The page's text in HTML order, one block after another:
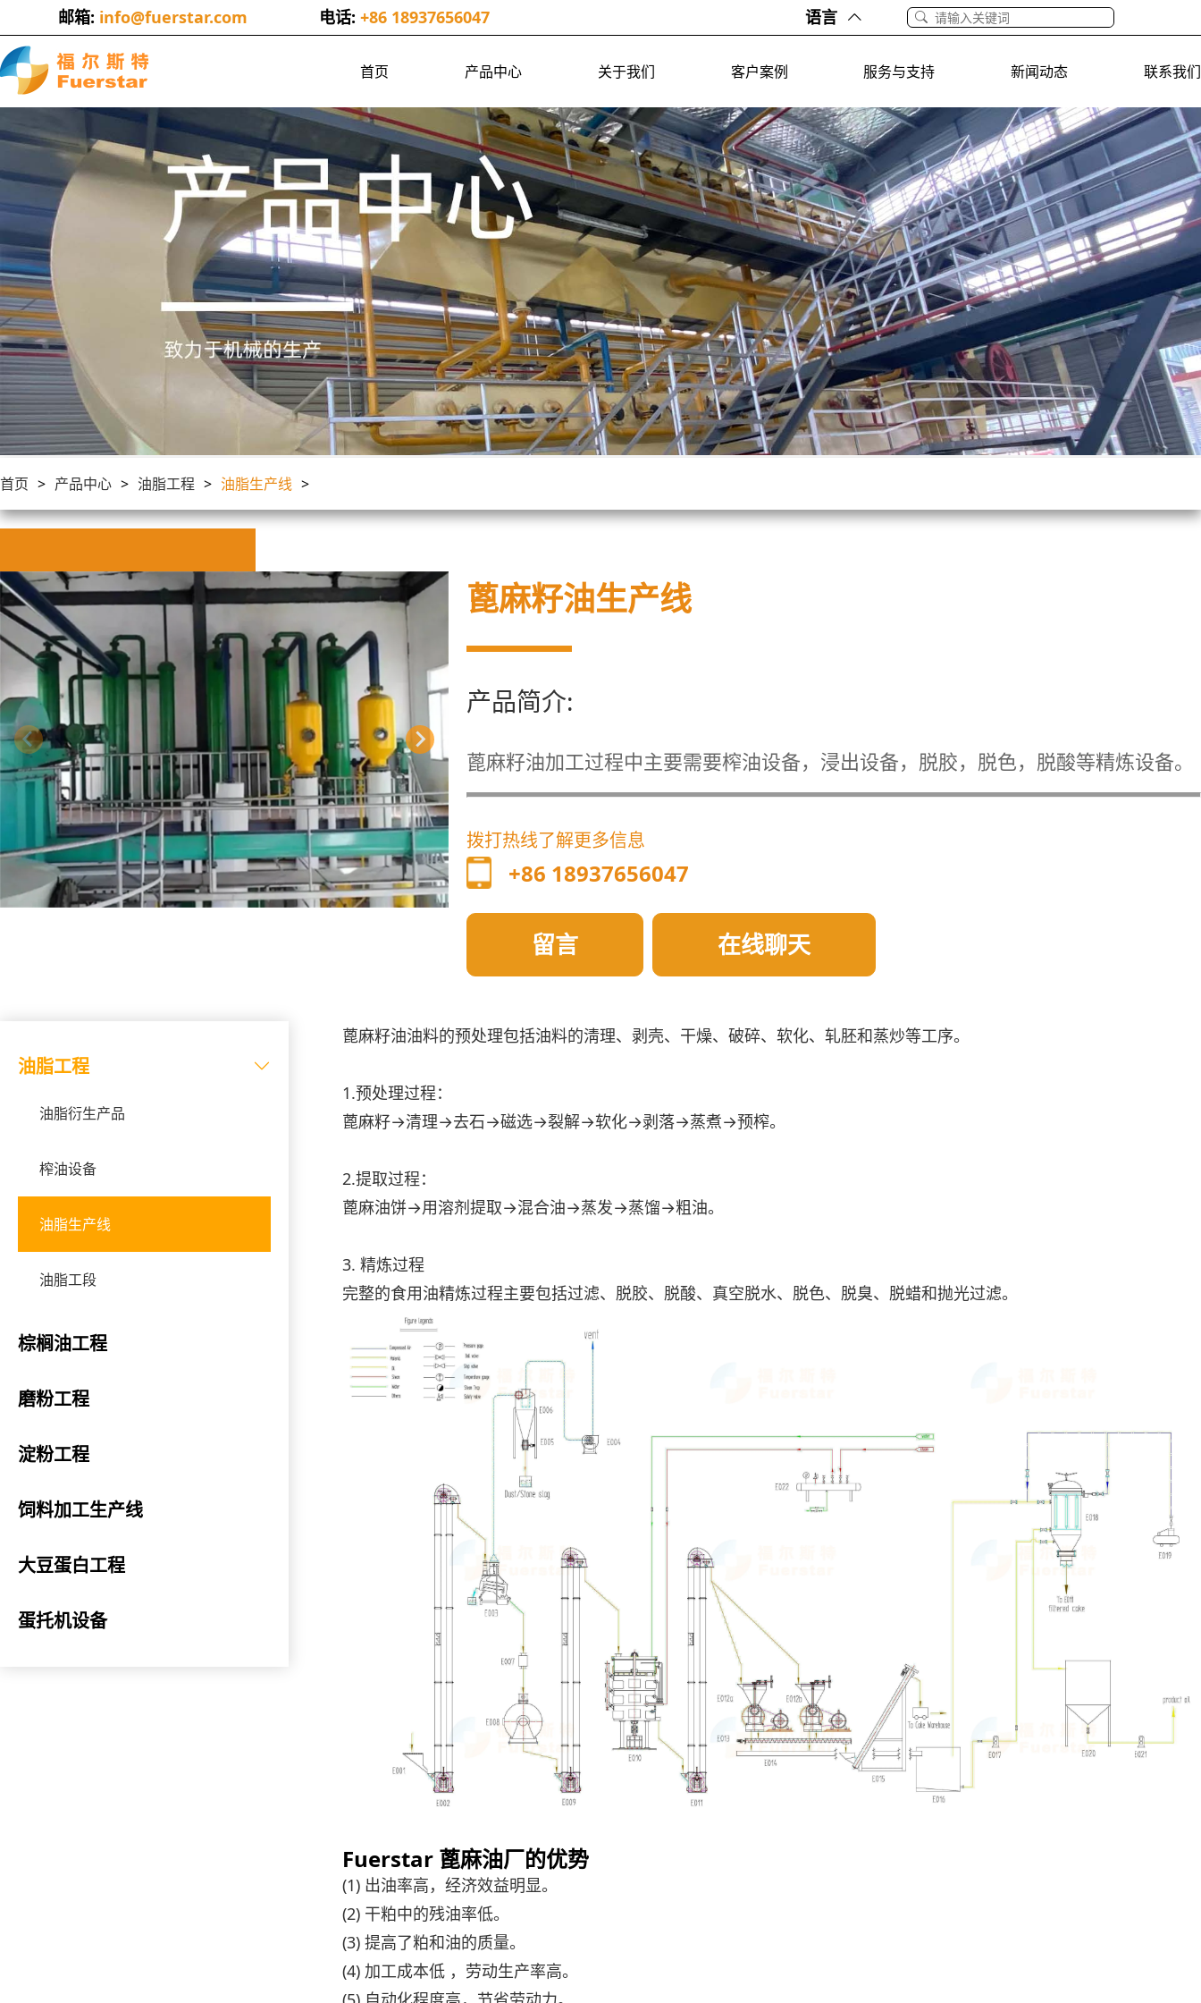
邮箱: info@fuerstar.com 电话: +86 18937656047 语言
首页 产品中心 关于我们 客户案例 服务与支持 新闻动态 联系我们
首页 > 产品中心 > 油脂工程 > 油脂生产线 >
蓖麻籽油生产线
产品简介:
蓖麻籽油加工过程中主要需要榨油设备，浸出设备，脱胶，脱色，脱酸等精炼设备。
拨打热线了解更多信息
+86 18937656047
留言 在线聊天
油脂工程
油脂衍生产品
榨油设备
油脂生产线
油脂工段
棕榈油工程
磨粉工程
淀粉工程
饲料加工生产线
大豆蛋白工程
蛋托机设备
蓖麻籽油油料的预处理包括油料的淸理、剥壳、干燥、破碎、软化、轧胚和蒸炒等工序。
1.预处理过程：
蓖麻籽→清理→去石→磁选→裂解→软化→剥落→蒸煮→预榨。
2.提取过程：
蓖麻油饼→用溶剂提取→混合油→蒸发→蒸馏→粗油。
3. 精炼过程
完整的食用油精炼过程主要包括过滤、脱胶、脱酸、真空脱水、脱色、脱臭、脱蜡和抛光过滤。
Fuerstar 蓖麻油厂的优势
(1) 出油率高，经济效益明显。
(2) 干粕中的残油率低。
(3) 提高了粕和油的质量。
(4) 加工成本低 ，劳动生产率高。